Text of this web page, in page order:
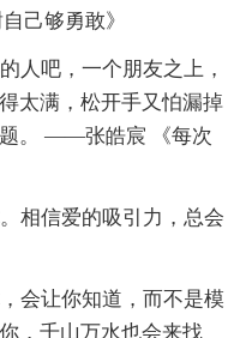
己够勇敢》
人吧，一个朋友之上，
太满，松开手又怕漏掉
。 ——张皓宸 《每次
相信爱的吸引力，总会
会让你知道，而不是模
，千山万水也会来找